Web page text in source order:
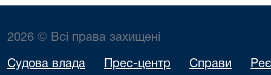
2026 © Всі права захищені
Судова влада Прес-центр Справи